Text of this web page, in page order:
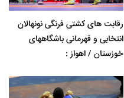
رقابت های کشتی فرنگی نونهالان
انتخابی و قهرمانی باشگاههای
خوزستان / اهواز :